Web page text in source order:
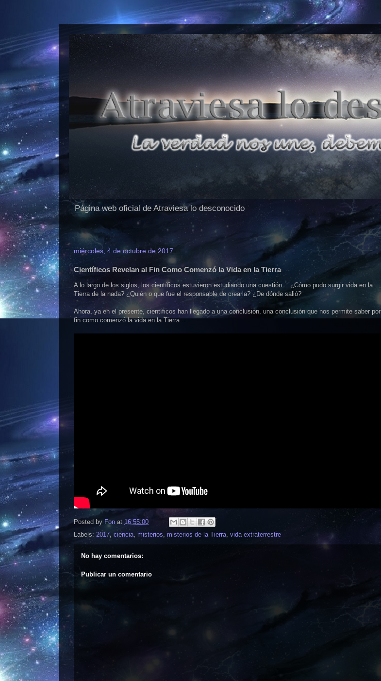
Página web oficial de Atraviesa lo desconocido
miércoles, 4 de octubre de 2017
Científicos Revelan al Fin Como Comenzó la Vida en la Tierra
A lo largo de los siglos, los científicos estuvieron estudiando una cuestión… ¿Cómo pudo surgir vida en la
Tierra de la nada? ¿Quién o que fue el responsable de crearla? ¿De dónde salió?
Ahora, ya en el presente, científicos han llegado a una conclusión, una conclusión que nos permite saber por
fin como comenzó la vida en la Tierra…
Posted by Fon at 16:55:00
Labels: 2017, ciencia, misterios, misterios de la Tierra, vida extraterrestre
No hay comentarios:
Publicar un comentario